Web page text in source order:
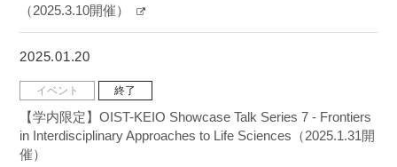
（2025.3.10開催）
2025.01.20
イベント 終了
【学内限定】OIST-KEIO Showcase Talk Series 7 - Frontiers
in Interdisciplinary Approaches to Life Sciences（2025.1.31開
催）